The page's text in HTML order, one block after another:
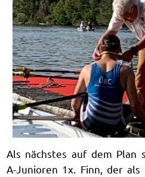
Als nächstes auf dem Plan
A-Junioren 1x. Finn, der